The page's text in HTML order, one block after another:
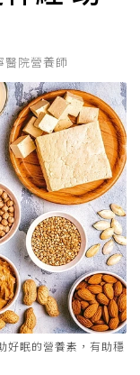
醫院營養師
好眠的營養素，有助穩